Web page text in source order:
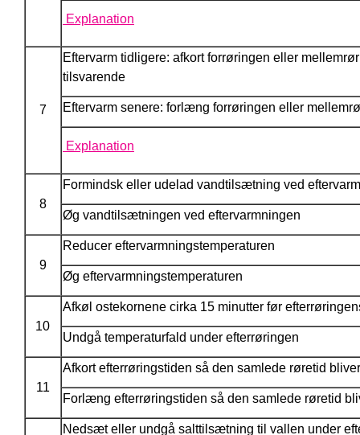
Explanation
7
Eftervarm tidligere: afkort forrøringen eller
tilsvarende
Eftervarm senere: forlæng forrøringen eller
Explanation
8
Formindsk eller udelad vandtilsætning ved
Øg vandtilsætningen ved eftervarmningen
9
Reducer eftervarmningstemperaturen
Øg eftervarmningstemperaturen
10
Afkøl ostekornene cirka 15 minutter før
Undgå temperaturfald under efterrøringen
11
Afkort efterrøringstiden så den samlede røretid
Forlæng efterrøringstiden så den samlede røretid
Nedsæt eller undgå salttilsætning til vallen under